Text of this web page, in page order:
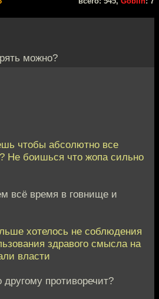
можно?
чтобы абсолютно все
Не боишься что жопа сильно
всё время в говнище и
хотелось не соблюдения
здравого смысла на
власти
противоречит?